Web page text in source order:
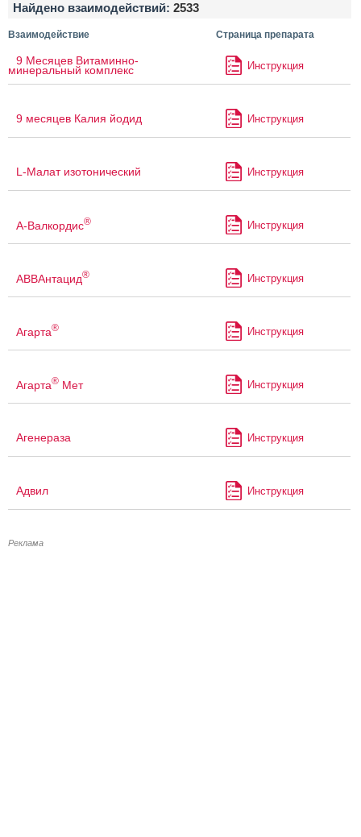
Найдено взаимодействий: 2533
Взаимодействие Страница препарата
9 Месяцев Витаминно-
минеральный комплекс Инструкция
9 месяцев Калия йодид Инструкция
L-Малат изотонический Инструкция
А-Валкордис® Инструкция
АВВАнтацид® Инструкция
Агарта® Инструкция
Агарта® Мет Инструкция
Агенераза Инструкция
Адвил Инструкция
Реклама